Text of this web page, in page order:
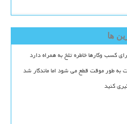
ها
کسب وکارها خاطره تلخ به همراه دارد
کنید